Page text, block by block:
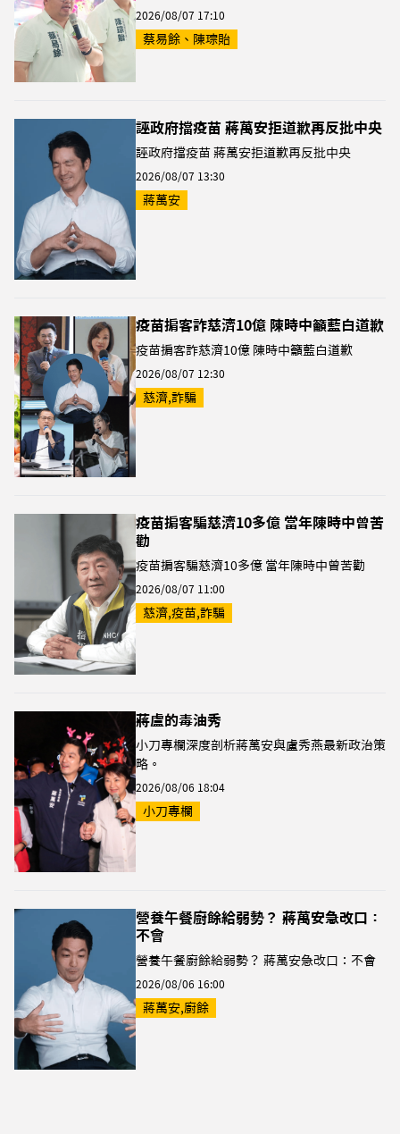
2026/08/07 17:10
蔡易餘、陳琮貽
誣政府擋疫苗 蔣萬安拒道歉再反批中央
誣政府擋疫苗 蔣萬安拒道歉再反批中央
2026/08/07 13:30
蔣萬安
疫苗掮客詐慈濟10億 陳時中籲藍白道歉
疫苗掮客詐慈濟10億 陳時中籲藍白道歉
2026/08/07 12:30
慈濟,詐騙
疫苗掮客騙慈濟10多億 當年陳時中曾苦
勸
疫苗掮客騙慈濟10多億 當年陳時中曾苦勸
2026/08/07 11:00
慈濟,疫苗,詐騙
蔣盧的毒油秀
小刀專欄深度剖析蔣萬安與盧秀燕最新政治策
略。
2026/08/06 18:04
小刀專欄
營養午餐廚餘給弱勢？ 蔣萬安急改口：
不會
營養午餐廚餘給弱勢？ 蔣萬安急改口：不會
2026/08/06 16:00
蔣萬安,廚餘